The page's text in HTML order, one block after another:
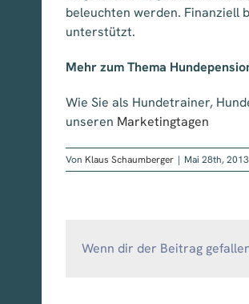
beleuchten werden. Finanziell
unterstützt.
Mehr zum Thema
Wie Sie als Hundetrainer,
unseren Marketingtagen
Von Klaus Schaumberger | Mai 28th, 2013
Wenn dir der Beitrag